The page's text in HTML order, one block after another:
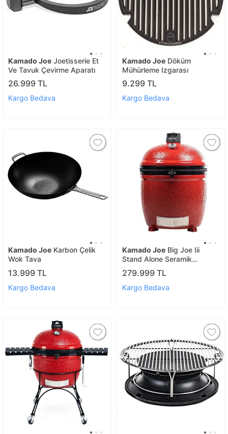
Kamado Joe Joetisserie Et
Ve Tavuk Çevirme Aparatı
26.999 TL
Kargo Bedava
Kamado Joe Döküm
Mühürleme Izgarası
9.299 TL
Kargo Bedava
Kamado Joe Karbon Çelik
Wok Tava
13.999 TL
Kargo Bedava
Kamado Joe Big Joe Iii
Stand Alone Seramik
Kömürlü Barbekü | Kömürlü
Mangal
279.999 TL
Kargo Bedava